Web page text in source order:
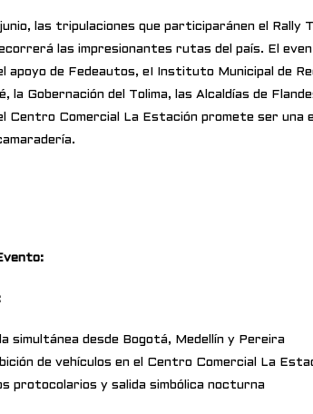
las tripulaciones que participaránen el Rally
las impresionantes rutas del país. El
de Fedeautos, eI Instituto Municipal de
la Gobernación del Tolima, las Alcaldías de
Centro Comercial La Estación promete ser una
simultánea desde Bogotá, Medellín y Pereira
de vehículos en el Centro Comercial La
protocolarios y salida simbólica nocturna